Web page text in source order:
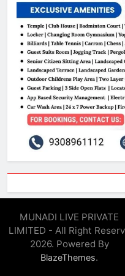
MUNADI LIVE PRIVATE
LIMITED - All Right
2026. Powered By
BlazeThemes.